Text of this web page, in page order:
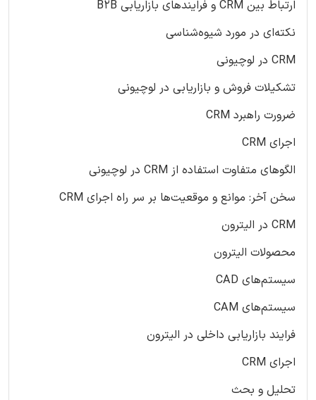
ارتباط بین CRM و فرایندهای بازاریابی B2B
نکته‌ای در مورد شیوه‌شناسی
CRM در لوچیونی
تشکیلات فروش و بازاریابی در لوچیونی
ضرورت راهبرد CRM
اجرای CRM
الگوهای متفاوت استفاده از CRM در لوچیونی
سخن آخر: موانع و موقعیت‌ها بر سر راه اجرای CRM
CRM در الیترون
محصولات الیترون
سیستم‌های CAD
سیستم‌های CAM
فرایند بازاریابی داخلی در الیترون
اجرای CRM
تحلیل و بحث